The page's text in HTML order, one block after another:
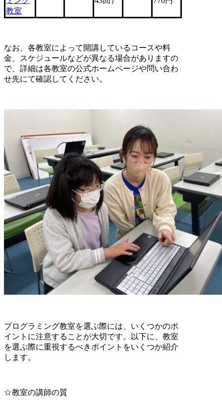
教室
なお、各教室によって開講しているコースや料
金、スケジュールなどが異なる場合がありますの
で、詳細は各教室の公式ホームページや問い合わ
せ先にて確認してください。
プログラミング教室を選ぶ際には、いくつかのポ
イントに注意することが大切です。以下に、教室
を選ぶ際に重視するべきポイントをいくつか紹介
します。
☆教室の講師の質